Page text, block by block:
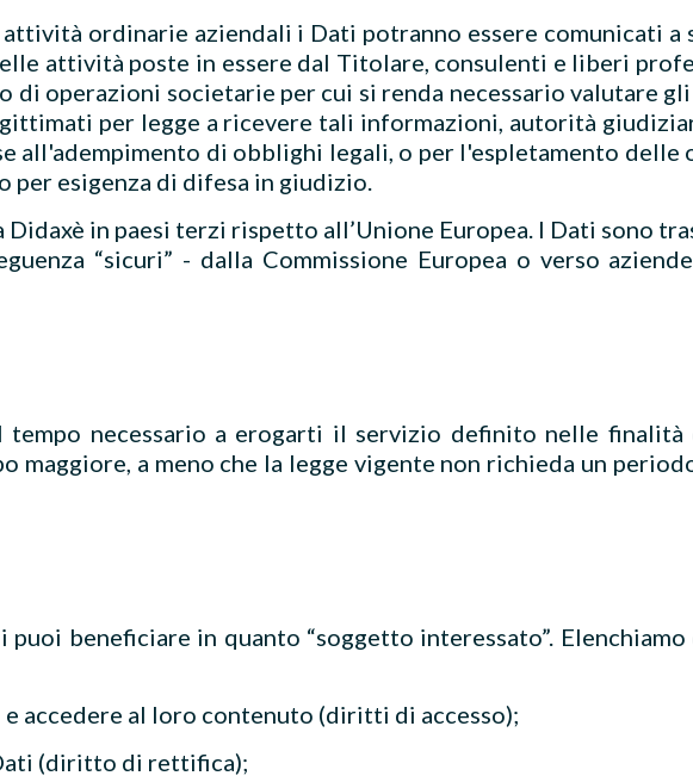
ordinarie aziendali i Dati potranno essere comunicati a
attività poste in essere dal Titolare, consulenti e liberi
di operazioni societarie per cui si renda necessario valutare
per legge a ricevere tali informazioni, autorità
all'adempimento di obblighi legali, o per l'espletamento delle
esigenza di difesa in giudizio.
in paesi terzi rispetto all’Unione Europea. I Dati sono
“sicuri” - dalla Commissione Europea o verso
necessario a erogarti il servizio definito nelle finalità
a meno che la legge vigente non richieda un
beneficiare in quanto “soggetto interessato”.
accedere al loro contenuto (diritti di accesso);
(diritto di rettifica);